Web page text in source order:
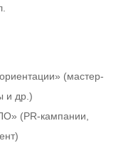
(мастер-
и др.)
(PR-кампании,